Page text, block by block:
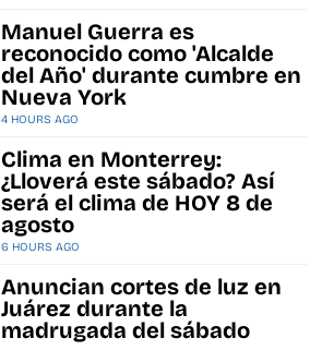
Manuel Guerra es
reconocido como 'Alcalde
del Año' durante cumbre en
Nueva York
4 HOURS AGO
Clima en Monterrey:
¿Lloverá este sábado? Así
será el clima de HOY 8 de
agosto
6 HOURS AGO
Anuncian cortes de luz en
Juárez durante la
madrugada del sábado